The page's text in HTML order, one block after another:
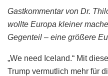
Gastkommentar von Dr.
wollte Europa kleiner
Gegenteil – eine größere
„We need Iceland.“ Mit
Trump vermutlich mehr für